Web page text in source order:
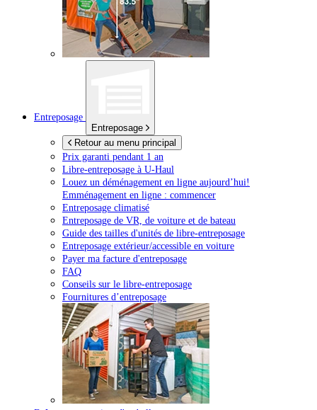
Entreposage
Entreposage
Retour au menu principal
Prix garanti pendant 1 an
Libre-entreposage à U-Haul
Louez un déménagement en ligne aujourd’hui!
Emménagement en ligne : commencer
Entreposage climatisé
Entreposage de VR, de voiture et de bateau
Guide des tailles d'unités de libre-entreposage
Entreposage extérieur/accessible en voiture
Payer ma facture d'entreposage
FAQ
Conseils sur le libre-entreposage
Fournitures d’entreposage